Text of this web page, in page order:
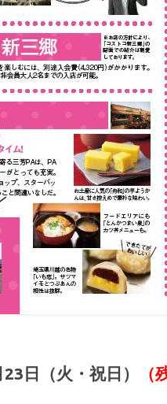
日（火・祝日） （